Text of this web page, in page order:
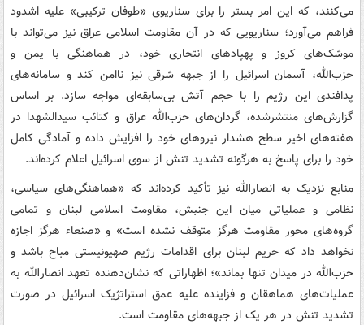
می‌کنند، که این امر بستر را برای سناریوی «طوفان ترکیبی» علیه اشدود
فراهم می‌آورد؛ سناریویی که در آن مقاومت اسلامی عراق نیز می‌تواند با
موشک‌های کروز و پهپادهای انتحاری خود، در هماهنگی با یمن و
حزب‌الله، آسمان اسرائیل را از جبهه شرقی نیز ناامن کند و سامانه‌های
پدافندی این رژیم را با حجم آتش بی‌سابقه‌ای مواجه سازد. بر اساس
گزارش‌های منتشرشده، گردان‌های حزب‌الله عراق و کتائب سیدالشهدا در
هفته‌های اخیر سطح هشدار نیروهای خود را افزایش داده و آمادگی کامل
خود را برای پاسخ به هرگونه تشدید تنش از سوی اسرائیل اعلام کرده‌اند.
منابع نزدیک به انصارالله نیز تأکید کرده‌اند که «هماهنگی‌های سیاسی،
نظامی و عملیاتی میان این جنبش، مقاومت اسلامی لبنان و تمامی
گروه‌های محور مقاومت هرگز متوقف نشده است» و «صنعاء هرگز اجازه
نخواهد داد که حریم لبنان برای اقدامات رژیم صهیونیستی مباح باشد و
حزب‌الله در میدان تنها بماند»؛ اظهاراتی که نشان‌دهنده تعهد انصارالله به
عملیات‌های هماهقان و فزاینده علیه عمق استراتژیک اسرائیل در صورت
تشدید تنش در هر یک از جبهه‌های مقاومت است.